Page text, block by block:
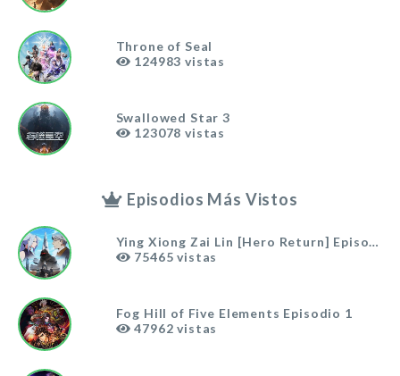
Throne of Seal
124983 vistas
Swallowed Star 3
123078 vistas
Episodios Más Vistos
Ying Xiong Zai Lin [Hero Return] Episodio
75465 vistas
Fog Hill of Five Elements Episodio 1
47962 vistas